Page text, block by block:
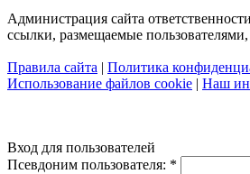
Администрация сайта
ссылки, размещаемые пользователями,
Правила сайта | Политика
Использование файлов cookie | Наш
Вход для пользователей
Псевдоним пользователя: *